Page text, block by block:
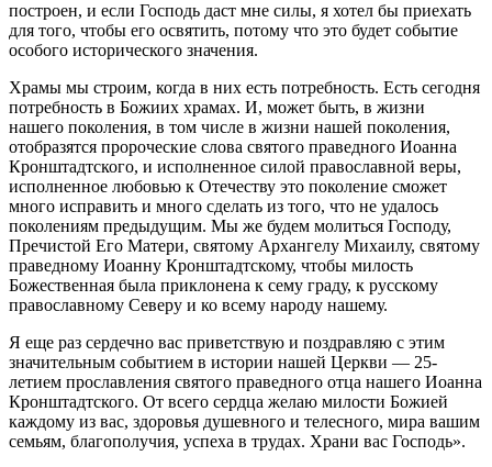
построен, и если Господь даст мне силы, я хотел бы приехать
для того, чтобы его освятить, потому что это будет событие
особого исторического значения.
Храмы мы строим, когда в них есть потребность. Есть сегодня
потребность в Божиих храмах. И, может быть, в жизни
нашего поколения, в том числе в жизни нашей поколения,
отобразятся пророческие слова святого праведного Иоанна
Кронштадтского, и исполненное силой православной веры,
исполненное любовью к Отечеству это поколение сможет
много исправить и много сделать из того, что не удалось
поколениям предыдущим. Мы же будем молиться Господу,
Пречистой Его Матери, святому Архангелу Михаилу, святому
праведному Иоанну Кронштадтскому, чтобы милость
Божественная была приклонена к сему граду, к русскому
православному Северу и ко всему народу нашему.
Я еще раз сердечно вас приветствую и поздравляю с этим
значительным событием в истории нашей Церкви — 25-
летием прославления святого праведного отца нашего Иоанна
Кронштадтского. От всего сердца желаю милости Божией
каждому из вас, здоровья душевного и телесного, мира вашим
семьям, благополучия, успеха в трудах. Храни вас Господь».